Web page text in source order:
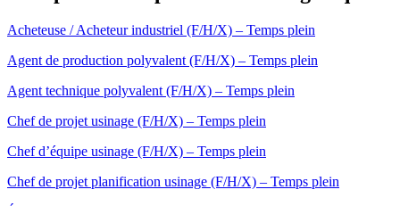
Acheteuse / Acheteur industriel (F/H/X) – Temps plein
Agent de production polyvalent (F/H/X) – Temps plein
Agent technique polyvalent (F/H/X) – Temps plein
Chef de projet usinage (F/H/X) – Temps plein
Chef d’équipe usinage (F/H/X) – Temps plein
Chef de projet planification usinage (F/H/X) – Temps plein